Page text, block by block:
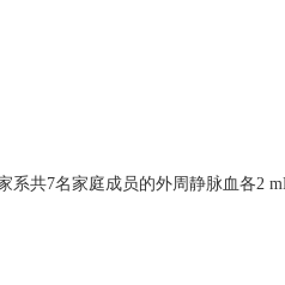
共7名家庭成员的外周静脉血各2